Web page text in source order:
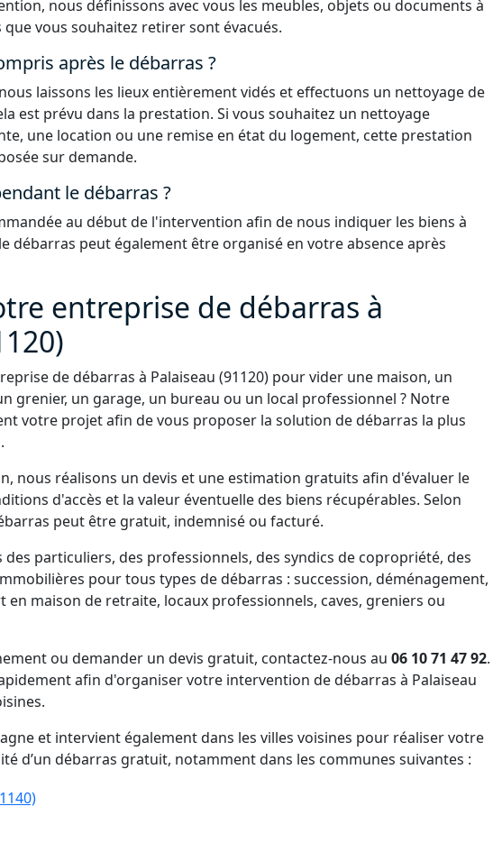
nous définissons avec vous les meubles, objets ou documents à
que vous souhaitez retirer sont évacués.
après le débarras ?
laissons les lieux entièrement vidés et effectuons un nettoyage de
est prévu dans la prestation. Si vous souhaitez un nettoyage
une location ou une remise en état du logement, cette prestation
sur demande.
le débarras ?
au début de l'intervention afin de nous indiquer les biens à
débarras peut également être organisé en votre absence après
entreprise de débarras à
de débarras à Palaiseau (91120) pour vider une maison, un
grenier, un garage, un bureau ou un local professionnel ? Notre
votre projet afin de vous proposer la solution de débarras la plus
nous réalisons un devis et une estimation gratuits afin d'évaluer le
d'accès et la valeur éventuelle des biens récupérables. Selon
peut être gratuit, indemnisé ou facturé.
particuliers, des professionnels, des syndics de copropriété, des
pour tous types de débarras : succession, déménagement,
maison de retraite, locaux professionnels, caves, greniers ou
ou demander un devis gratuit, contactez-nous au 06 10 71 47 92.
afin d'organiser votre intervention de débarras à Palaiseau
et intervient également dans les villes voisines pour réaliser votre
d’un débarras gratuit, notamment dans les communes suivantes :